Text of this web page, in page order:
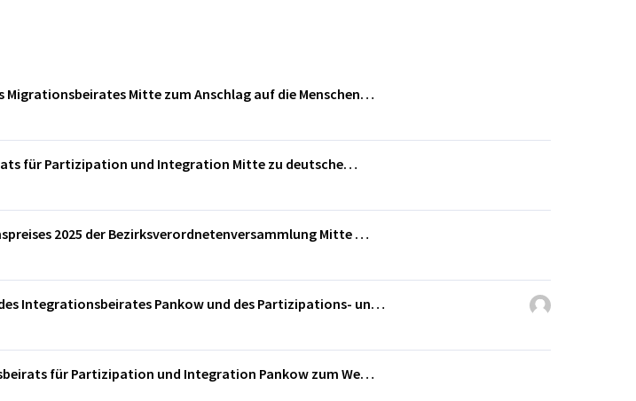
Mitte zum Anschlag auf die Menschen…
für Partizipation und Integration Mitte zu deutsche…
2025 der Bezirksverordnetenversammlung Mitte …
Integrationsbeirates Pankow und des Partizipations- un…
für Partizipation und Integration Pankow zum We…